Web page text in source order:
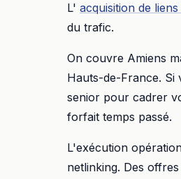
L' acquisition de liens
du trafic.
On couvre Amiens
Hauts-de-France. Si
senior pour cadrer
forfait temps passé.
L'exécution
netlinking. Des